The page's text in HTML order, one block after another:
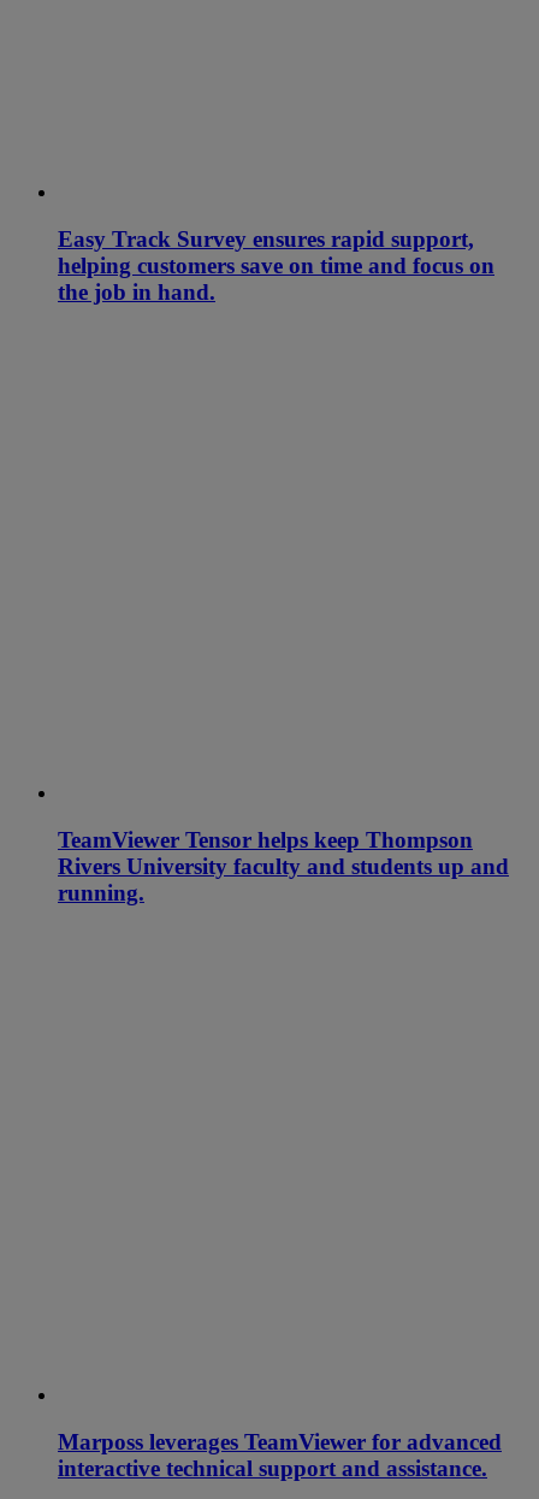
Easy Track Survey ensures rapid support,
helping customers save on time and focus on
the job in hand.
TeamViewer Tensor helps keep Thompson
Rivers University faculty and students up and
running.
Marposs leverages TeamViewer for advanced
interactive technical support and assistance.